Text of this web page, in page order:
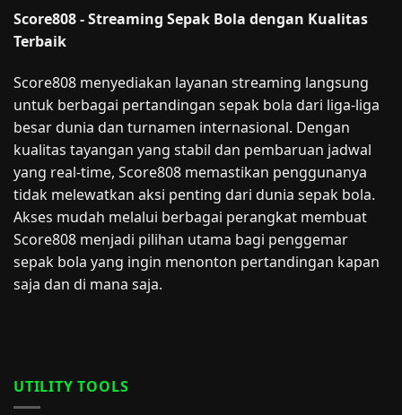
Score808 - Streaming Sepak Bola dengan Kualitas
Terbaik
Score808 menyediakan layanan streaming langsung
untuk berbagai pertandingan sepak bola dari liga-liga
besar dunia dan turnamen internasional. Dengan
kualitas tayangan yang stabil dan pembaruan jadwal
yang real-time, Score808 memastikan penggunanya
tidak melewatkan aksi penting dari dunia sepak bola.
Akses mudah melalui berbagai perangkat membuat
Score808 menjadi pilihan utama bagi penggemar
sepak bola yang ingin menonton pertandingan kapan
saja dan di mana saja.
UTILITY TOOLS